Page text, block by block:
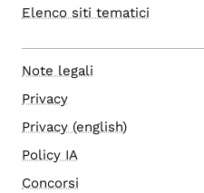
Elenco siti tematici
Note legali
Privacy
Privacy (english)
Policy IA
Concorsi